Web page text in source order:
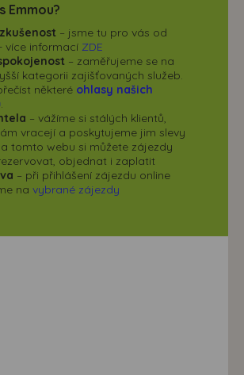
Emmou?
– jsme tu pro vás od
více informací ZDE
– zaměřujeme se na
kategorii zajišťovaných služeb.
některé ohlasy našich
.
– vážíme si stálých klientů,
vracejí a poskytujeme jim slevy
tomto webu si můžete zájezdy
objednat i zaplatit
– při přihlášení zájezdu online
na vybrané zájezdy